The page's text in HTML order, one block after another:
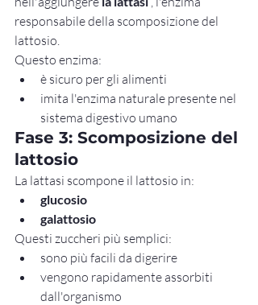
responsabile della scomposizione del
lattosio.
Questo enzima:
è sicuro per gli alimenti
imita l'enzima naturale presente nel
sistema digestivo umano
Fase 3: Scomposizione del
lattosio
La lattasi scompone il lattosio in:
glucosio
galattosio
Questi zuccheri più semplici:
sono più facili da digerire
vengono rapidamente assorbiti
dall'organismo